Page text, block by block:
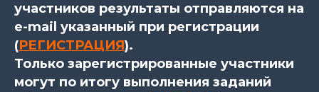
участников результаты отправляются на
e-mail указанный при регистрации
(РЕГИСТРАЦИЯ).
Только зарегистрированные участники
могут по итогу выполнения заданий